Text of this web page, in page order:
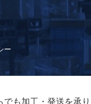
ー
でも加工・発送を承り